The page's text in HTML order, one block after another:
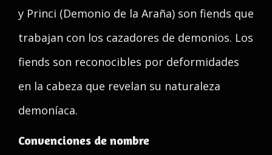
y Princi (Demonio de la Araña) son fiends que
trabajan con los cazadores de demonios. Los
fiends son reconocibles por deformidades
en la cabeza que revelan su naturaleza
demoníaca.
Convenciones de nombre